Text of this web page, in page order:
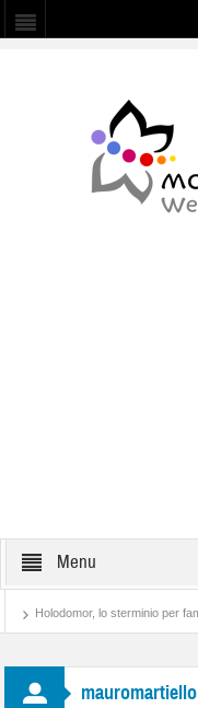
Menu
lo sterminio per fame in Ucraina
mauromartiello